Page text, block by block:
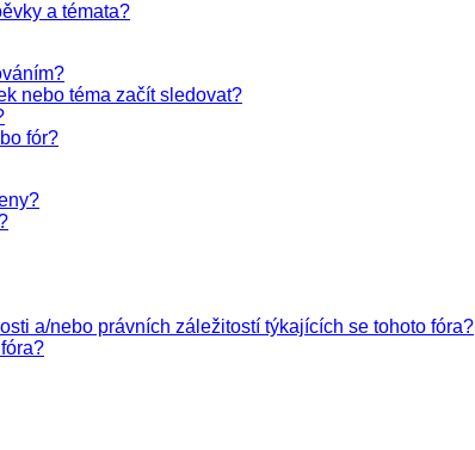
a témata?
nebo téma začít sledovat?
fór?
a/nebo právních záležitostí týkajících se tohoto fóra?